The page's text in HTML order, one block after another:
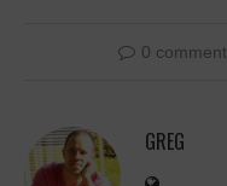
0 comment
GREG